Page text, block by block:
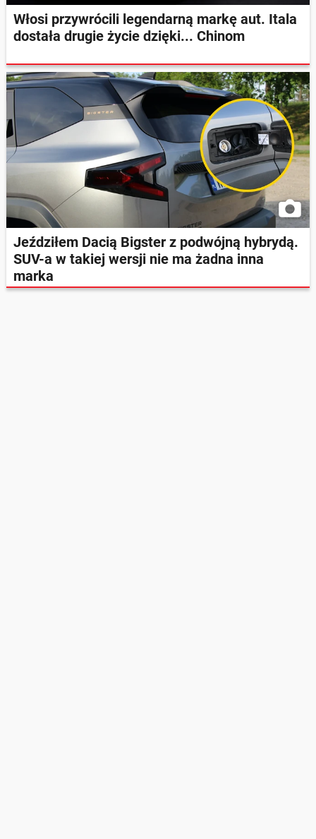
Włosi przywrócili legendarną markę aut. Itala
dostała drugie życie dzięki... Chinom
Jeździłem Dacią Bigster z podwójną hybrydą.
SUV-a w takiej wersji nie ma żadna inna
marka